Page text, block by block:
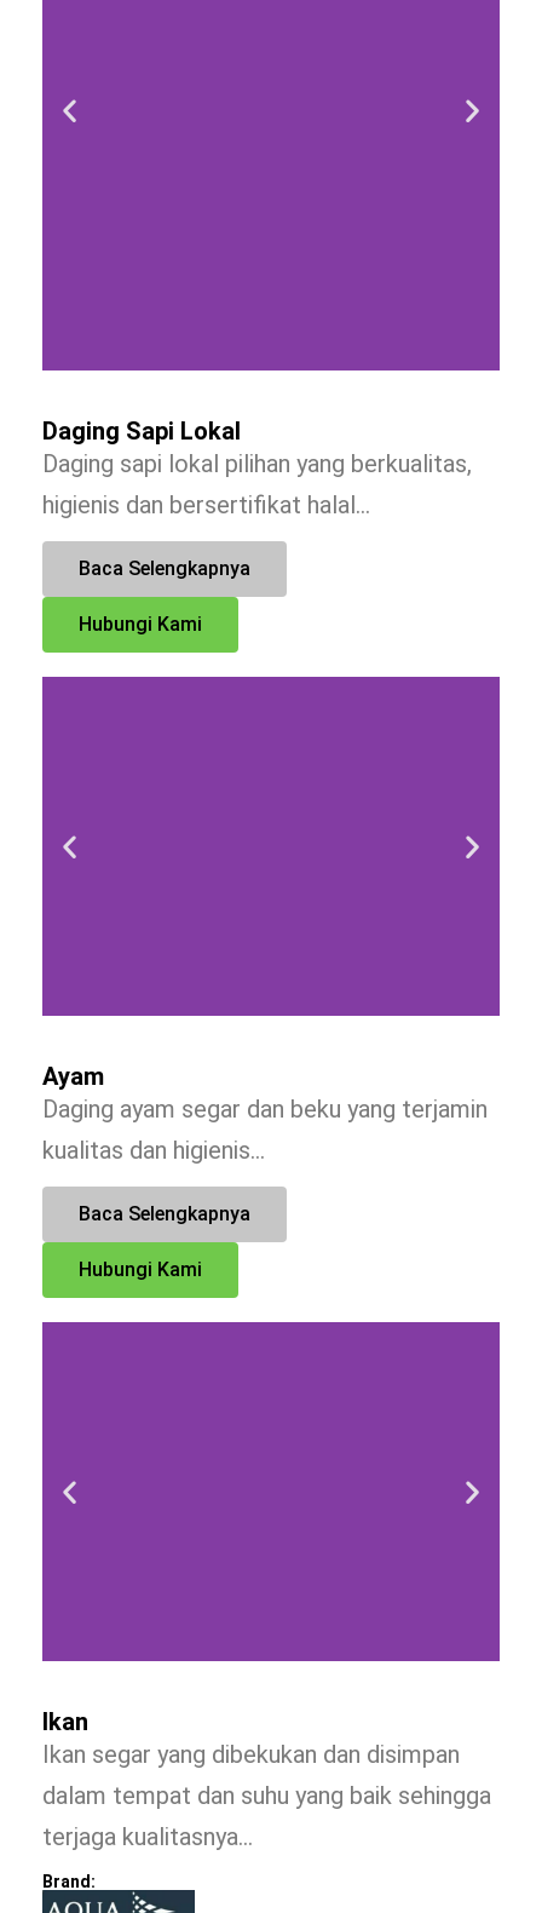
Daging Sapi Lokal
Daging sapi lokal pilihan yang berkualitas,
higienis dan bersertifikat halal…
Baca Selengkapnya
Hubungi Kami
Ayam
Daging ayam segar dan beku yang terjamin
kualitas dan higienis…
Baca Selengkapnya
Hubungi Kami
Ikan
Ikan segar yang dibekukan dan disimpan
dalam tempat dan suhu yang baik sehingga
terjaga kualitasnya…
Brand: